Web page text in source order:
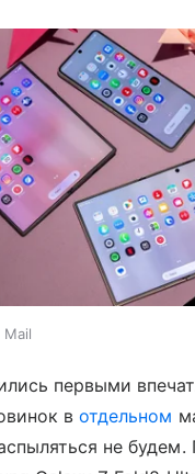
Mail
первыми
вотдельном
не